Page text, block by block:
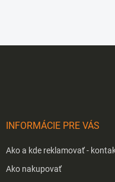
INFORMÁCIE PRE VÁS
Ako a kde reklamovať -
Ako nakupovať